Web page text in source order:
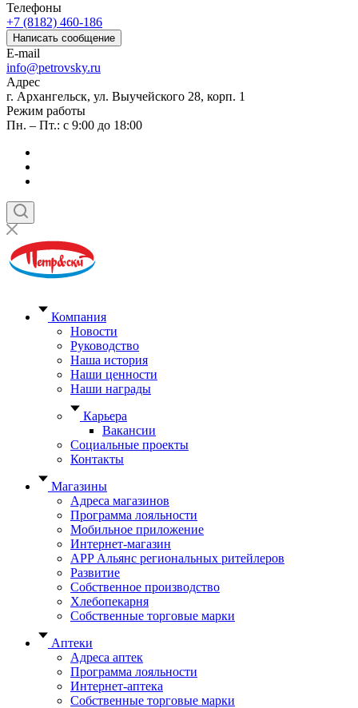
Телефоны
+7 (8182) 460-186
Написать сообщение
E-mail
info@petrovsky.ru
Адрес
г. Архангельск, ул. Выучейского 28, корп. 1
Режим работы
Пн. – Пт.: с 9:00 до 18:00
Компания
Новости
Руководство
Наша история
Наши ценности
Наши награды
Карьера
Вакансии
Социальные проекты
Контакты
Магазины
Адреса магазинов
Программа лояльности
Мобильное приложение
Интернет-магазин
APP Альянс региональных ритейлеров
Развитие
Собственное производство
Хлебопекарня
Собственные торговые марки
Аптеки
Адреса аптек
Программа лояльности
Интернет-аптека
Собственные торговые марки